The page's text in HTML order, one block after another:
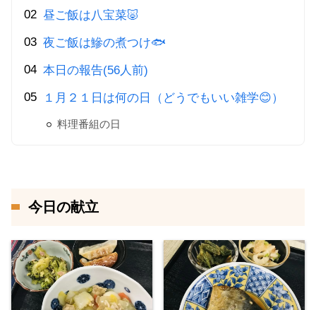
昼ご飯は八宝菜🐷
夜ご飯は鰺の煮つけ🐟
本日の報告(56人前)
１月２１日は何の日（どうでもいい雑学😊）
料理番組の日
今日の献立